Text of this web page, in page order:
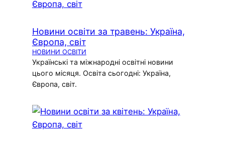
Новини освіти за травень: Україна,
Європа, світ
НОВИНИ ОСВІТИ
Українські та міжнародні освітні новини
цього місяця. Освіта сьогодні: Україна,
Європа, світ.